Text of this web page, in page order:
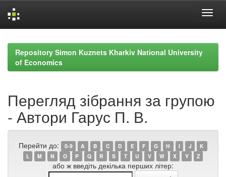
navigationRepository Simon Kuznets Kharkiv National University
of Economics
Перегляд зібрання за групою
- Автори Гарус П. В.
Перейти до: 0-9 A B C D E F G H I J
K
L
M N O P Q R S T U V W X Y Z
або ж введіть декілька перших літер: